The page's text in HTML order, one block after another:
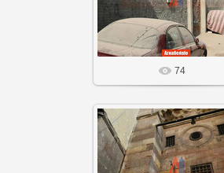
Агнабеяinfo
74
20 Сен 25